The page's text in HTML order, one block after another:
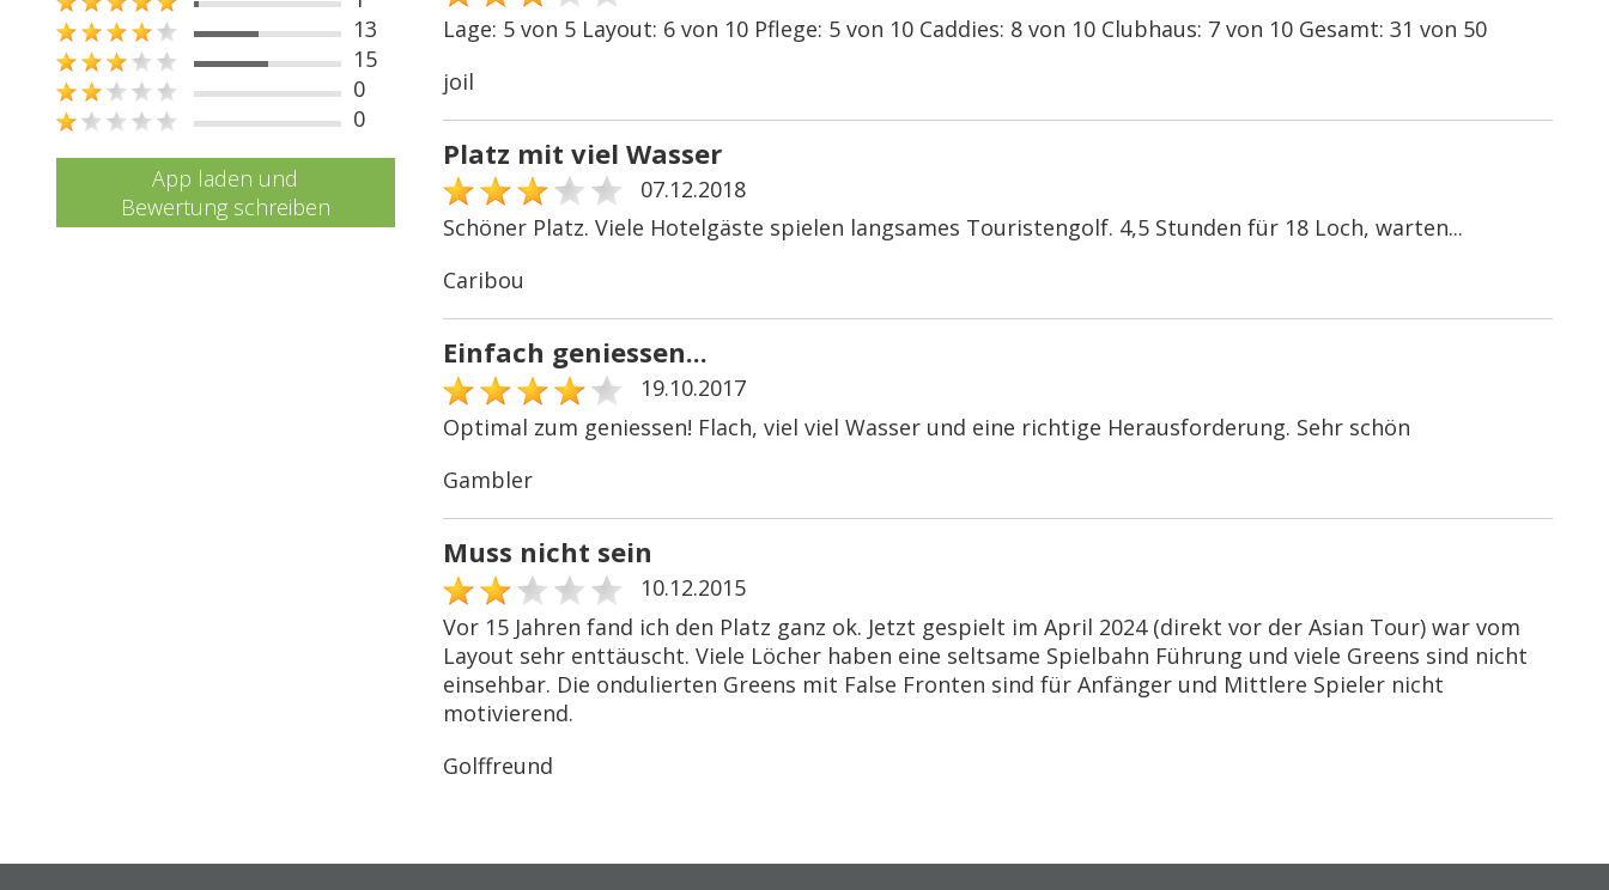
13
15
0
0
App laden und
Bewertung schreiben
Lage: 5 von 5 Layout: 6 von 10 Pflege: 5 von 10 Caddies: 8 von 10 Clubhaus: 7 von 10 Gesamt: 31 von 50
joil
Platz mit viel Wasser
07.12.2018
Schöner Platz. Viele Hotelgäste spielen langsames Touristengolf. 4,5 Stunden für 18 Loch, warten...
Caribou
Einfach geniessen...
19.10.2017
Optimal zum geniessen! Flach, viel viel Wasser und eine richtige Herausforderung. Sehr schön
Gambler
Muss nicht sein
10.12.2015
Vor 15 Jahren fand ich den Platz ganz ok. Jetzt gespielt im April 2024 (direkt vor der Asian Tour) war vom
Layout sehr enttäuscht. Viele Löcher haben eine seltsame Spielbahn Führung und viele Greens sind nicht
einsehbar. Die ondulierten Greens mit False Fronten sind für Anfänger und Mittlere Spieler nicht
motivierend.
Golffreund